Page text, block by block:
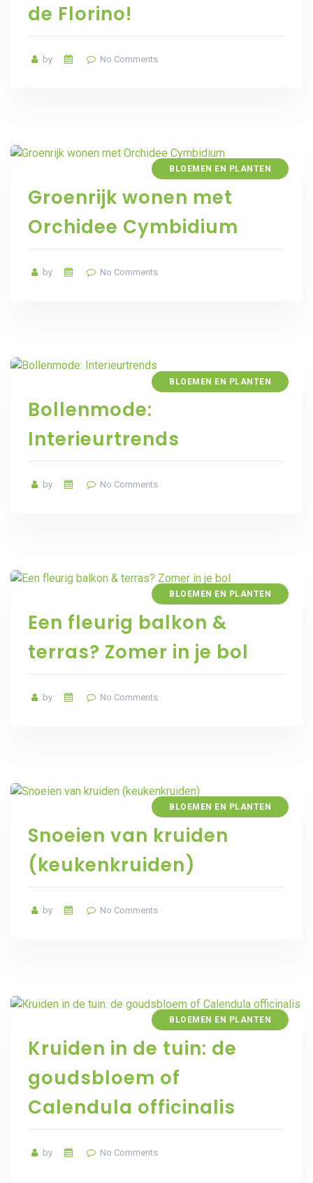
de Florino!
by No Comments
BLOEMEN EN PLANTEN
Groenrijk wonen met
Orchidee Cymbidium
by No Comments
BLOEMEN EN PLANTEN
Bollenmode:
Interieurtrends
by No Comments
BLOEMEN EN PLANTEN
Een fleurig balkon &
terras? Zomer in je bol
by No Comments
BLOEMEN EN PLANTEN
Snoeien van kruiden
(keukenkruiden)
by No Comments
BLOEMEN EN PLANTEN
Kruiden in de tuin: de
goudsbloem of
Calendula officinalis
by No Comments